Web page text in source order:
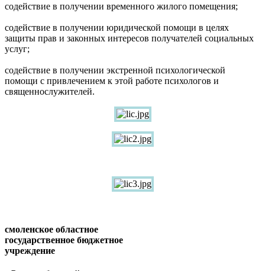
содействие в получении временного жилого помещения;
содействие в получении юридической помощи в целях
защиты прав и законных интересов получателей социальных
услуг;
содействие в получении экстренной психологической
помощи с привлечением к этой работе психологов и
священнослужителей.
смоленское областное
государственное бюджетное
учреждение